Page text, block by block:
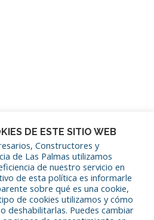
REDES SOCIALES
DE ESTE SITIO WEB
Constructores y
de Las Palmas utilizamos
de nuestro servicio en
de esta política es informarle
sobre qué es una cookie,
de cookies utilizamos y cómo
deshabilitarlas. Puedes cambiar